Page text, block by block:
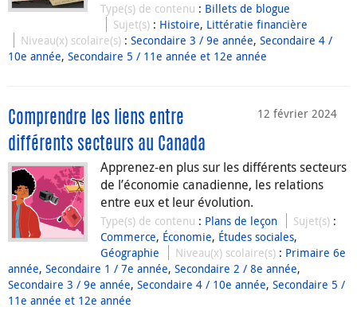
Type(s) de contenu : Billets de blogue
Sujet(s) : Histoire, Littératie financière
Niveau(x) scolaire(s) :Secondaire 3 / 9e année,Secondaire 4 /
10e année, Secondaire 5 / 11e année et 12e année
12 février 2024
Comprendre les liens entre
différents secteurs au Canada
Apprenez-en plus sur les différents secteurs
de l’économie canadienne, les relations
entre eux et leur évolution.
Type(s) de contenu : Plans de leçon Sujet(s) :
Commerce, Économie, Études sociales,
Géographie
Niveau(x) scolaire(s) : Primaire 6e
année, Secondaire 1 / 7e année, Secondaire 2 / 8e année,
Secondaire 3 / 9e année, Secondaire 4 / 10e année, Secondaire 5 /
11e année et 12e année